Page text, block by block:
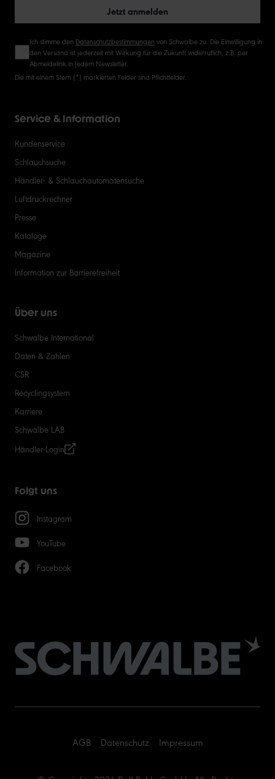
Jetzt anmelden
Ich stimme den Datenschutzbestimmungen von Schwalbe zu. Die Einwilligung in
den Versand ist jederzeit mit Wirkung für die Zukunft widerruflich, z.B. per
Abmeldelink in jedem Newsletter.
Die mit einem Stern (*) markierten Felder sind Pflichtfelder.
Service & Information
Kundenservice
Schlauchsuche
Händler- & Schlauchautomatensuche
Luftdruckrechner
Presse
Kataloge
Magazine
Information zur Barrierefreiheit
Über uns
Schwalbe International
Daten & Zahlen
CSR
Recyclingsystem
Karriere
Schwalbe LAB
Händler-Login
Folgt uns
Instagram
YouTube
Facebook
AGB Datenschutz Impressum